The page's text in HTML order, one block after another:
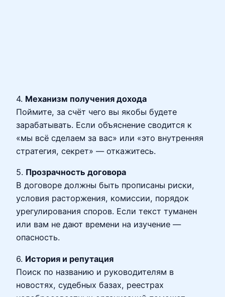
4. Механизм получения дохода
Поймите, за счёт чего вы якобы будете
зарабатывать. Если объяснение сводится к
«мы всё сделаем за вас» или «это внутренняя
стратегия, секрет» — откажитесь.
5. Прозрачность договора
В договоре должны быть прописаны риски,
условия расторжения, комиссии, порядок
урегулирования споров. Если текст туманен
или вам не дают времени на изучение —
опасность.
6. История и репутация
Поиск по названию и руководителям в
новостях, судебных базах, реестрах